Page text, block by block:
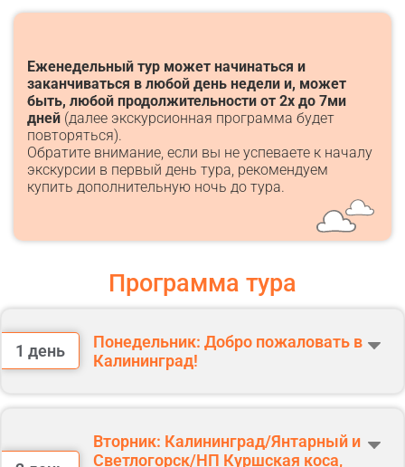
Еженедельный тур может начинаться и
заканчиваться в любой день недели и, может
быть, любой продолжительности от 2х до 7ми
дней (далее экскурсионная программа будет
повторяться).
Обратите внимание, если вы не успеваете к началу
экскурсии в первый день тура, рекомендуем
купить дополнительную ночь до тура.
Программа тура
1 день
Понедельник: Добро пожаловать в
Калининград!
Прибытие в аэропорт или на ж/д. вокзал г. Калининград.
Заселение в гостиницу после экскурсии.
Вторник: Калининград/Янтарный и
Светлогорск/НП Куршская коса,